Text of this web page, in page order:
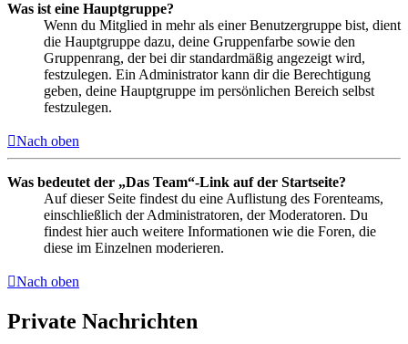
Was ist eine Hauptgruppe?
Wenn du Mitglied in mehr als einer Benutzergruppe bist, dient
die Hauptgruppe dazu, deine Gruppenfarbe sowie den
Gruppenrang, der bei dir standardmäßig angezeigt wird,
festzulegen. Ein Administrator kann dir die Berechtigung
geben, deine Hauptgruppe im persönlichen Bereich selbst
festzulegen.
Nach oben
Was bedeutet der „Das Team“-Link auf der Startseite?
Auf dieser Seite findest du eine Auflistung des Forenteams,
einschließlich der Administratoren, der Moderatoren. Du
findest hier auch weitere Informationen wie die Foren, die
diese im Einzelnen moderieren.
Nach oben
Private Nachrichten